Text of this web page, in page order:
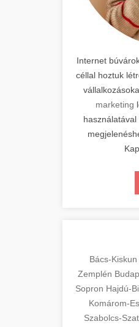
Internet
céllal hoztuk
marketing
használatával
Bács-Kiskun
Zemplén
Sopron Hajdú-
Komárom-
Szabolcs-